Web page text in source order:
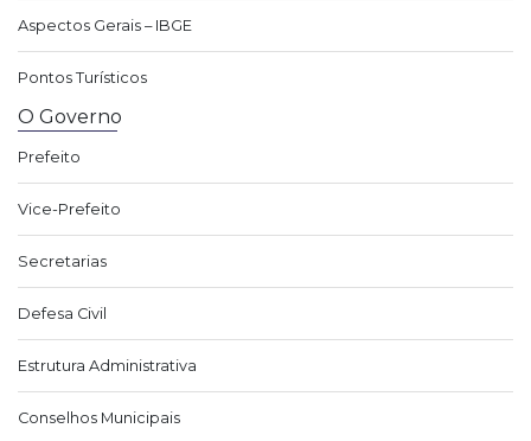
Aspectos Gerais – IBGE
Pontos Turísticos
O Governo
Prefeito
Vice-Prefeito
Secretarias
Defesa Civil
Estrutura Administrativa
Conselhos Municipais